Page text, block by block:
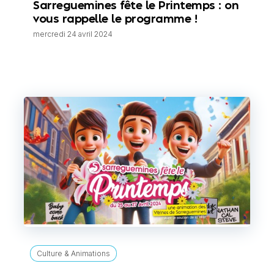
Sarreguemines fête le Printemps : on
vous rappelle le programme !
mercredi 24 avril 2024
Culture & Animations